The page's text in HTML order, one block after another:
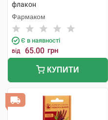
флакон
Фармаком
Є в наявності
від 65.00 грн
КУПИТИ